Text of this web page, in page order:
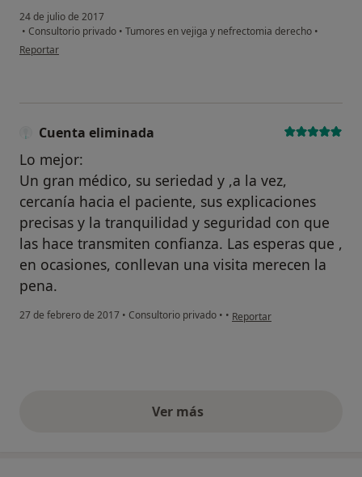
24 de julio de 2017
• Consultorio privado • Tumores en vejiga y nefrectomia derecho •
en opinión del usuario Cuenta eliminada
Reportar
Cuenta eliminada
Lo mejor:
Un gran médico, su seriedad y ,a la vez,
cercanía hacia el paciente, sus explicaciones
precisas y la tranquilidad y seguridad con que
las hace transmiten confianza. Las esperas que ,
en ocasiones, conllevan una visita merecen la
pena.
27 de febrero de 2017 • Consultorio privado • • en opinión del usuario
Reportar
Ver másopiniones anteriores